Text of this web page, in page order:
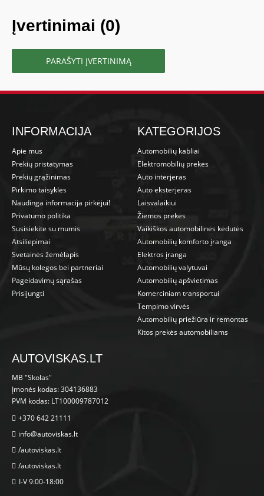
Įvertinimai (0)
PARAŠYTI ĮVERTINIMĄ
INFORMACIJA
Apie mus
Prekių pristatymas
Prekių grąžinimas
Pirkimo taisyklės
Naudinga informacija pirkėjui!
Privatumo politika
Susisiekite su mumis
Atsiliepimai
Svetainės žemėlapis
Mūsų kolegos bei partneriai
Pageidavimų sąrašas
Prisijungti
KATEGORIJOS
Automobilių kabliai
Elektromobilių prekės
Auto interjeras
Auto eksterjeras
Laisvalaikiui
Žiemos prekės
Vaikiškos automobilinės kėdutės
Automobilių komforto įranga
Elektros įranga
Automobilių valytuvai
Automobilių apšvietimas
Komerciniam transportui
Tempimo virvės
Automobilių priežiūra ir remontas
Kitos prekės automobiliams
AUTOVISKAS.LT
MB "Skolas"
Įmonės kodas: 304136883
PVM kodas: LT100009787012
+370 642 21111
info@autoviskas.lt
/autoviskas.lt
/autoviskas.lt
I-V 9:00-18:00